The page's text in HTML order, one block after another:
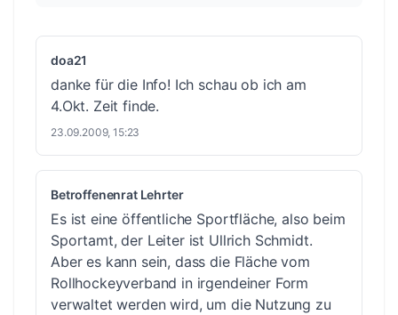
doa21
danke für die Info! Ich schau ob ich am
4.Okt. Zeit finde.
23.09.2009, 15:23
Betroffenenrat Lehrter
Es ist eine öffentliche Sportfläche, also beim
Sportamt, der Leiter ist Ullrich Schmidt.
Aber es kann sein, dass die Fläche vom
Rollhockeyverband in irgendeiner Form
verwaltet werden wird, um die Nutzung zu